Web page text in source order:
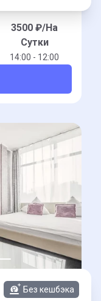
3500 ₽/На
Сутки
14:00 - 12:00
Без кешбэка